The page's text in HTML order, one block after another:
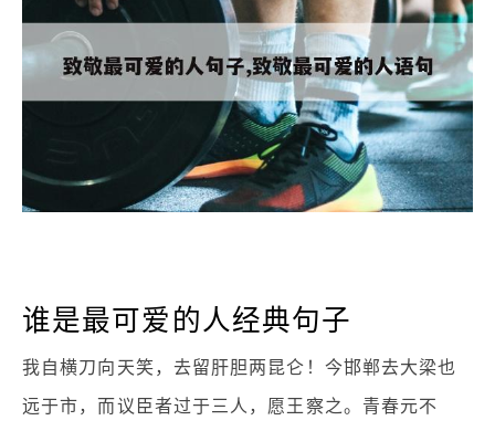
谁是最可爱的人经典句子
我自横刀向天笑，去留肝胆两昆仑！今邯郸去大梁也
远于市，而议臣者过于三人，愿王察之。青春元不